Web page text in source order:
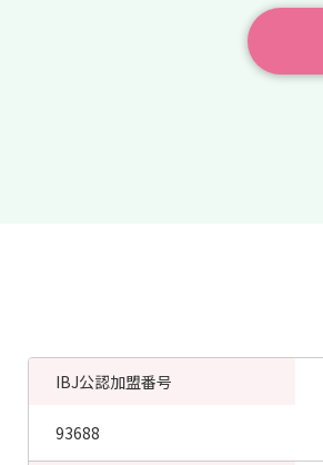
IBJ公認加盟番号
93688